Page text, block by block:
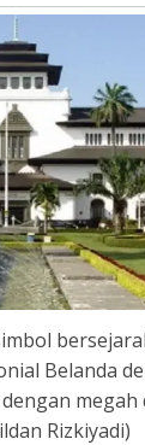
Belanda
megah
Rizkiyadi)